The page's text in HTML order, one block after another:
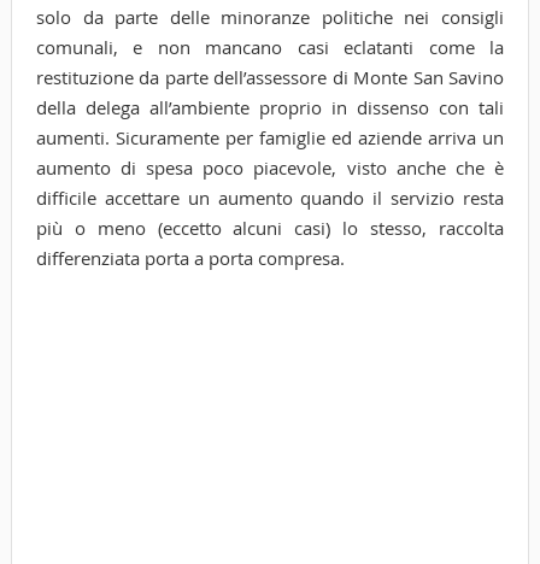
solo da parte delle minoranze politiche nei consigli
comunali, e non mancano casi eclatanti come la
restituzione da parte dell’assessore di Monte San Savino
della delega all’ambiente proprio in dissenso con tali
aumenti. Sicuramente per famiglie ed aziende arriva un
aumento di spesa poco piacevole, visto anche che è
difficile accettare un aumento quando il servizio resta
più o meno (eccetto alcuni casi) lo stesso, raccolta
differenziata porta a porta compresa.